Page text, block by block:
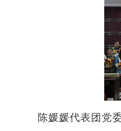
陈媛媛代表团党委